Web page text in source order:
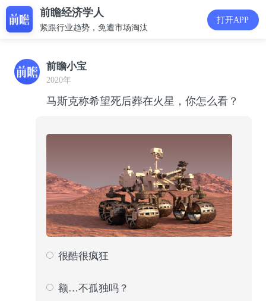
前瞻经济学人
紧跟行业趋势，免遭市场淘汰
打开APP
前瞻小宝
2020年
马斯克称希望死后葬在火星，你怎么看？
很酷很疯狂
额…不孤独吗？